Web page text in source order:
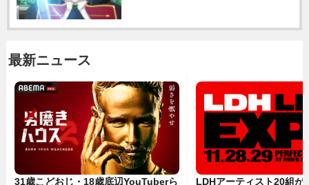
最新ニュース
31歳こどおじ・18歳底辺YouTuberら LDHアーティスト20組